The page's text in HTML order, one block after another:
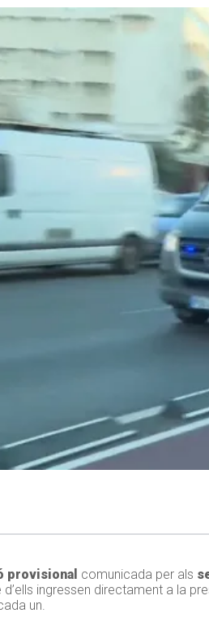
provisional comunicada per als
d’ells ingressen directament a la
un.